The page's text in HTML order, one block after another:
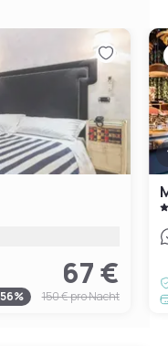
67 €
56% 150 €pro Nacht